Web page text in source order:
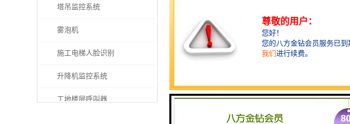
塔吊监控系统
雾泡机
施工电梯人脸识别
升降机监控系统
工地楼层呼叫器
好 自动传输 接收数据功能